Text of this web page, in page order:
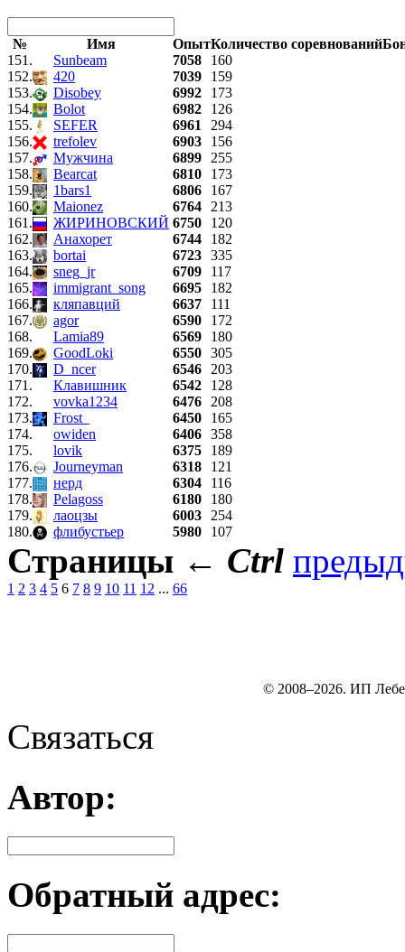
№ Имя ОпытКоличество соревнований
151.
Sunbeam 7058
160
152.
420 7039
159
153.
Disobey 6992
173
154.
Bolot 6982
126
155.
SEFER 6961
294
156.
trefolev 6903
156
157.
Мужчина 6899
255
158.
Bearcat 6810
173
159.
1bars1 6806
167
160.
Maionez 6764
213
161.
ЖИРИНОВСКИЙ 6750
120
162.
Анахорет 6744
182
163.
bortai 6723 335
164.
sneg_jr 6709
117
165.
immigrant_song 6695
182
166.
кляпавций 6637
111
167.
agor 6590
172
168.
Lamia89 6569
180
169.
GoodLoki 6550 305
170.
D_ncer 6546
203
171.
Клавишник 6542
128
172.
vovka1234 6476
208
173.
Frost_ 6450
165
174.
owiden 6406 358
175.
lovik 6375
189
176.
Journeyman 6318
121
177.
нерд 6304
116
178.
Pelagoss 6180
180
179.
лаоцзы 6003
254
180.
флибустьер 5980 107
Страницы ← Ctrl
1 2 3 4 5 6 7 8 9 10 11 12 ... 66
© 2008–2026. ИП
Связаться
Автор:
Обратный адрес: